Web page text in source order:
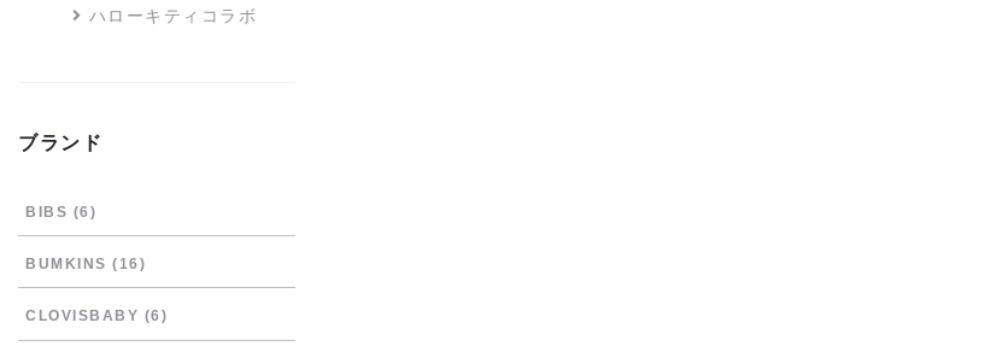
ハローキティコラボ
ブランド
BIBS (6)
BUMKINS (16)
CLOVISBABY (6)